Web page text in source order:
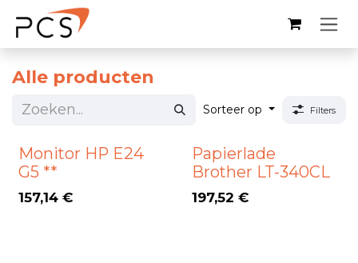
Overslaan naar inhoud
Alle producten
Sorteer op Filters
Monitor HP E24
G5 **
157,14 €
Papierlade
Brother LT-340CL
197,52 €